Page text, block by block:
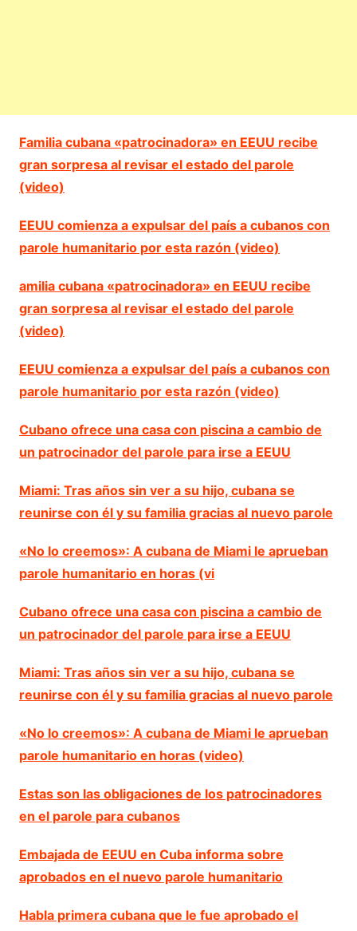
Familia cubana «patrocinadora» en EEUU recibe
gran sorpresa al revisar el estado del parole
(video)
EEUU comienza a expulsar del país a cubanos con
parole humanitario por esta razón (video)
amilia cubana «patrocinadora» en EEUU recibe
gran sorpresa al revisar el estado del parole
(video)
EEUU comienza a expulsar del país a cubanos con
parole humanitario por esta razón (video)
Cubano ofrece una casa con piscina a cambio de
un patrocinador del parole para irse a EEUU
Miami: Tras años sin ver a su hijo, cubana se
reunirse con él y su familia gracias al nuevo parole
«No lo creemos»: A cubana de Miami le aprueban
parole humanitario en horas (vi
Cubano ofrece una casa con piscina a cambio de
un patrocinador del parole para irse a EEUU
Miami: Tras años sin ver a su hijo, cubana se
reunirse con él y su familia gracias al nuevo parole
«No lo creemos»: A cubana de Miami le aprueban
parole humanitario en horas (video)
Estas son las obligaciones de los patrocinadores
en el parole para cubanos
Embajada de EEUU en Cuba informa sobre
aprobados en el nuevo parole humanitario
Habla primera cubana que le fue aprobado el